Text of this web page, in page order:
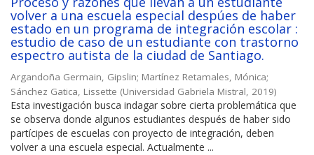
volver a una escuela especial despúes de haber
estado en un programa de integración escolar :
estudio de caso de un estudiante con trastorno
espectro autista de la ciudad de Santiago.
Argandoña Germain, Gipslin; Martínez Retamales, Mónica;
Sánchez Gatica, Lissette (Universidad Gabriela Mistral, 2019)
Esta investigación busca indagar sobre cierta problemática que
se observa donde algunos estudiantes después de haber sido
partícipes de escuelas con proyecto de integración, deben
volver a una escuela especial. Actualmente ...